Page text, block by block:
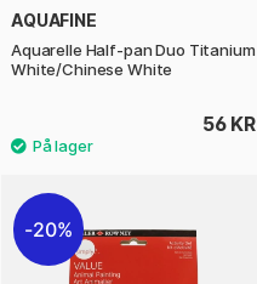
AQUAFINE
Aquarelle Half-pan Duo Titanium
White/Chinese White
56 KR
20%